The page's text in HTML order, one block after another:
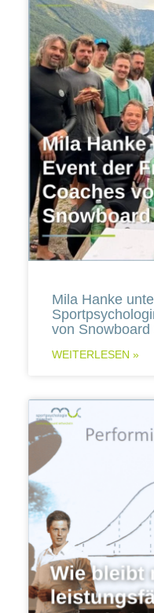
Mila Hanke
von Snowboard
WEITERLESEN »